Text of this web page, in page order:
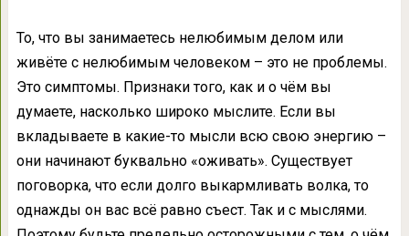
То, что вы занимаетесь нелюбимым делом или
живёте с нелюбимым человеком – это не проблемы.
Это симптомы. Признаки того, как и о чём вы
думаете, насколько широко мыслите. Если вы
вкладываете в какие-то мысли всю свою энергию –
они начинают буквально «оживать». Существует
поговорка, что если долго выкармливать волка, то
однажды он вас всё равно съест. Так и с мыслями.